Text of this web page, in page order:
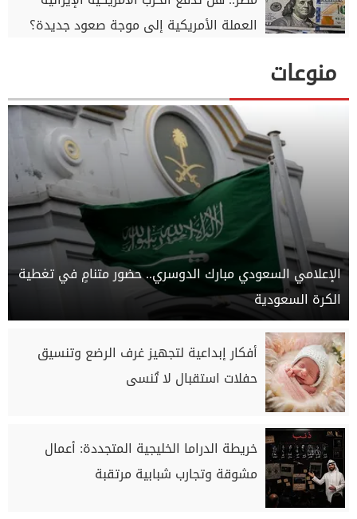
العملة الأمريكية إلى موجة صعود جديدة؟
منوعات
الإعلامي السعودي مبارك الدوسري.. حضور متنامٍ في تغطية
الكرة السعودية
أفكار إبداعية لتجهيز غرف الرضع وتنسيق
حفلات استقبال لا تُنسى
خريطة الدراما الخليجية المتجددة: أعمال
مشوقة وتجارب شبابية مرتقبة